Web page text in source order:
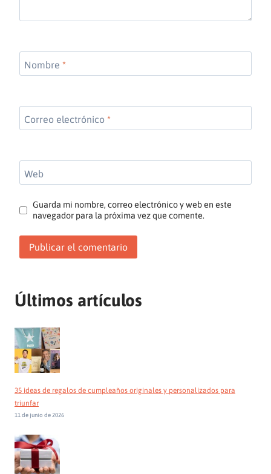
Nombre *
Correo electrónico *
Web
Guarda mi nombre, correo electrónico y web en este
navegador para la próxima vez que comente.
Últimos artículos
35 ideas de regalos de cumpleaños originales y personalizados para
triunfar
11 de junio de 2026